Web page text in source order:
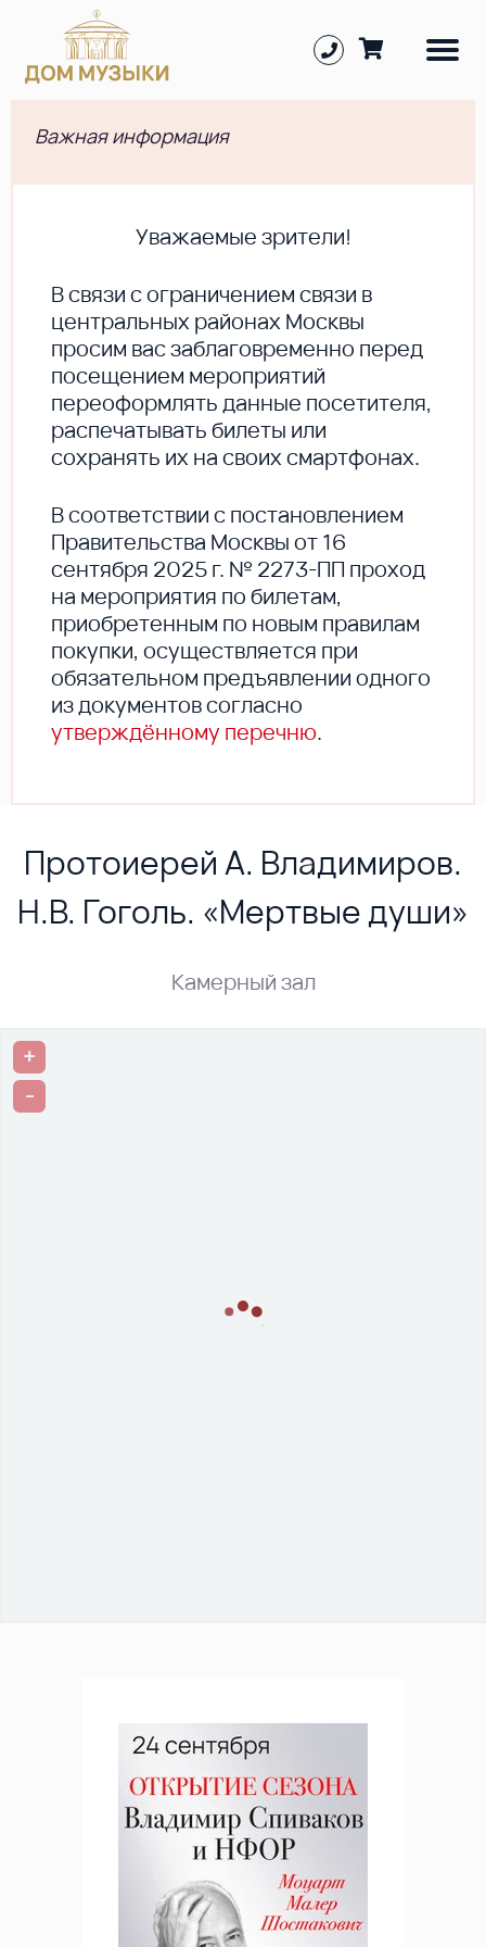
Важная информация
Уважаемые зрители!
В cвязи с ограничением связи в
центральных районах Москвы
просим вас заблаговременно перед
посещением мероприятий
переоформлять данные посетителя,
распечатывать билеты или
сохранять их на своих смартфонах.
В соответствии с постановлением
Правительства Москвы от 16
сентября 2025 г. № 2273-ПП проход
на мероприятия по билетам,
приобретенным по новым правилам
покупки, осуществляется при
обязательном предъявлении одного
из документов согласно
утверждённому перечню.
Протоиерей А. Владимиров.
Н.В. Гоголь. «Мертвые души»
Камерный зал
+
-